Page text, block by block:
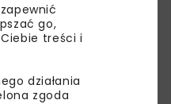
go,
treści i
działania
zgoda